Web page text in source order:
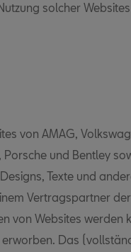
solcher
von AMAG,
und Bentley
Texte und
Vertragspartner
von Websites werden
Das